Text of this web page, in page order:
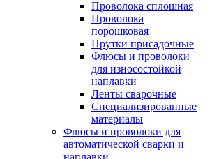
Проволока сплошная
Проволока
порошковая
Прутки присадочные
Флюсы и проволоки
для износостойкой
наплавки
Ленты сварочные
Специализированные
материалы
Флюсы и проволоки для
автоматической сварки и
наплавки